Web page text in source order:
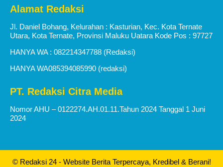
Alamat Redaksi
Jl. Daniel Bohang, Kelurahan : Kasturian, Kec. Kota Ternate
Utara, Kota Ternate, Provinsi Maluku Uatara Kode Pos : 97727
HANYA WA : 082214347788 (Redaksi)
HANYA WA085394085990 (redaksi)
PT. Redaksi Citra Media
Nomor AHU – 0122274.AH.01.11.Tahun 2024 Tanggal 1 Juni
2024
© Redaksi 24 - Website Berita Terpercaya, Kredibel & Berani!